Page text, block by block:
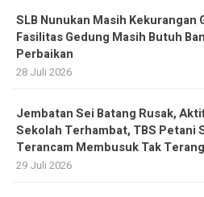
SLB Nunukan Masih Kekurangan
Fasilitas Gedung Masih Butuh
Perbaikan
28 Juli 2026
Jembatan Sei Batang Rusak,
Sekolah Terhambat, TBS Petani
Terancam Membusuk Tak
29 Juli 2026